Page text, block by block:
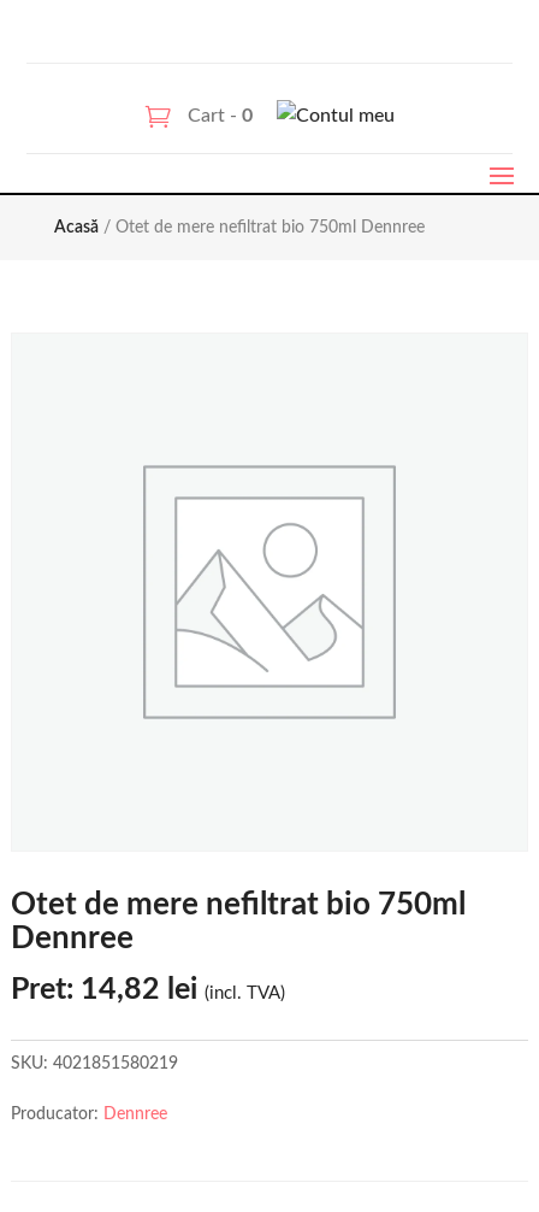
Cart - 0
Acasă/ Otet de mere nefiltrat bio 750ml Dennree
Otet de mere nefiltrat bio 750ml
Dennree
Pret: 14,82 lei (incl. TVA)
SKU: 4021851580219
Producator: Dennree